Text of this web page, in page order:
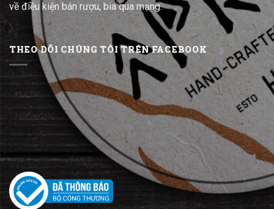
về điều kiện bán rượu, bia qua mạng.
THEO DÕI CHÚNG TÔI TRÊN FACEBOOK